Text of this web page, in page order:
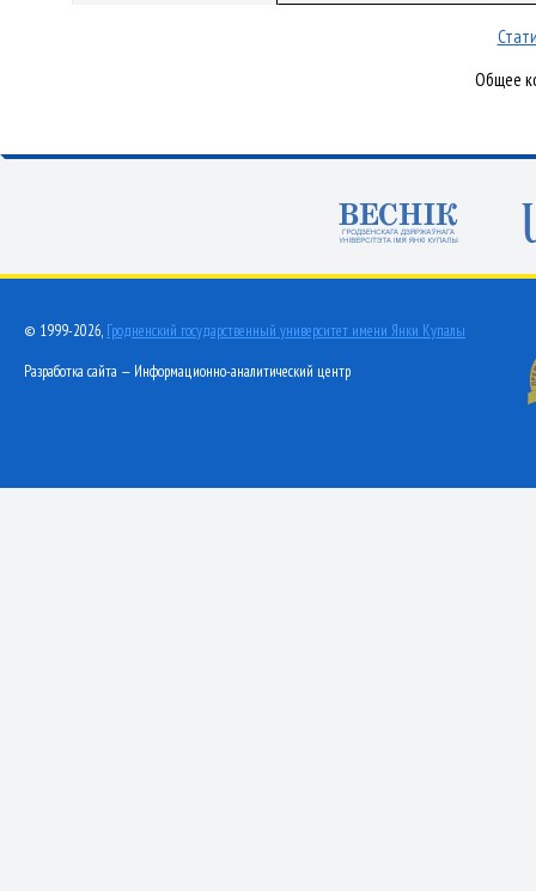
Общее
© 1999-2026, Гродненский государственный университет имени Янки Купалы
Разработка сайта — Информационно-аналитический центр